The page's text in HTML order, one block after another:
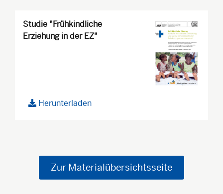
Studie "Frühkindliche
Erziehung in der EZ"
Herunterladen
Zur Materialübersichtsseite